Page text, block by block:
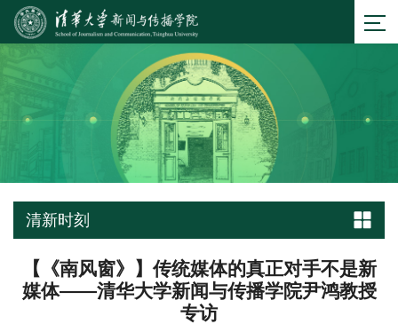
清新时刻
【《南风窗》】传统媒体的真正对手不是新
媒体——清华大学新闻与传播学院尹鸿教授
专访